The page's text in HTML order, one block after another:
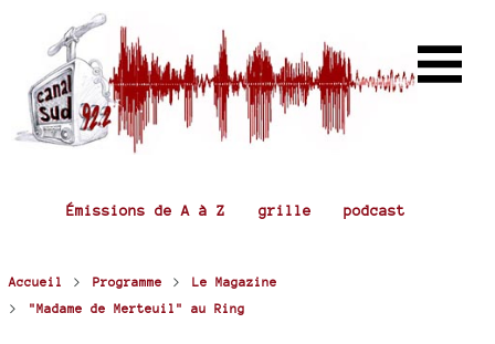
Émissions de A à Z grille podcast
Accueil > Programme > Le Magazine
> "Madame de Merteuil" au Ring